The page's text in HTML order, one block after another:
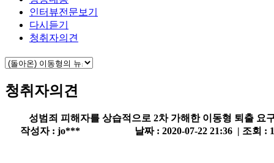
인터뷰전문보기
다시듣기
청취자의견
청취자의견
성범죄 피해자를 상습적으로 2차 가해한 이동형 퇴출 요
작성자 : jo***
날짜 : 2020-07-22 21:36 | 조회 :